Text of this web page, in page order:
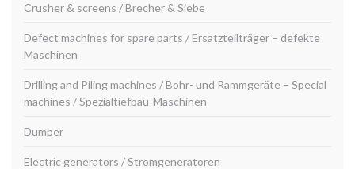
Crusher & screens / Brecher & Siebe
Defect machines for spare parts / Ersatzteilträger – defekte
Maschinen
Drilling and Piling machines / Bohr- und Rammgeräte – Special
machines / Spezialtiefbau-Maschinen
Dumper
Electric generators / Stromgeneratoren